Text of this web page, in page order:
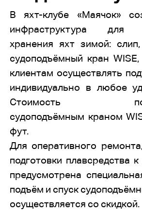
В яхт-клубе «Маячок»
инфраструктура для
хранения яхт зимой:
судоподъёмный кран
клиентам осуществлять
индивидуально в любое
Стоимость
судоподъёмным краном
фут.
Для оперативного
подготовки плавсредства
предусмотрена
подъём и спуск
осуществляется со скидкой.